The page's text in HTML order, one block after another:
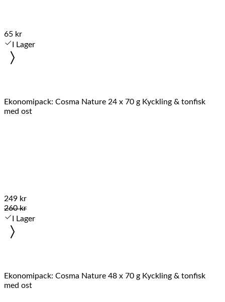
65 kr
I Lager
Ekonomipack: Cosma Nature 24 x 70 g Kyckling & tonfisk
med ost
249 kr
260 kr
I Lager
Ekonomipack: Cosma Nature 48 x 70 g Kyckling & tonfisk
med ost